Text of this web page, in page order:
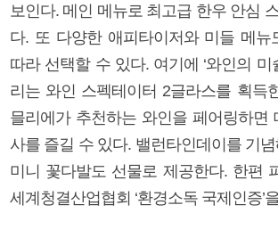
보인다. 메인 메뉴로 최고급 한우 안심
다. 또 다양한 애피타이저와 미들 메뉴
따라 선택할 수 있다. 여기에 ‘와인의 미
리는 와인 스펙테이터 2글라스를 획득
믈리에가 추천하는 와인을 페어링하면
사를 즐길 수 있다. 밸런타인데이를 기
미니 꽃다발도 선물로 제공한다. 한편
세계청결산업협회 ‘환경소독 국제인증’